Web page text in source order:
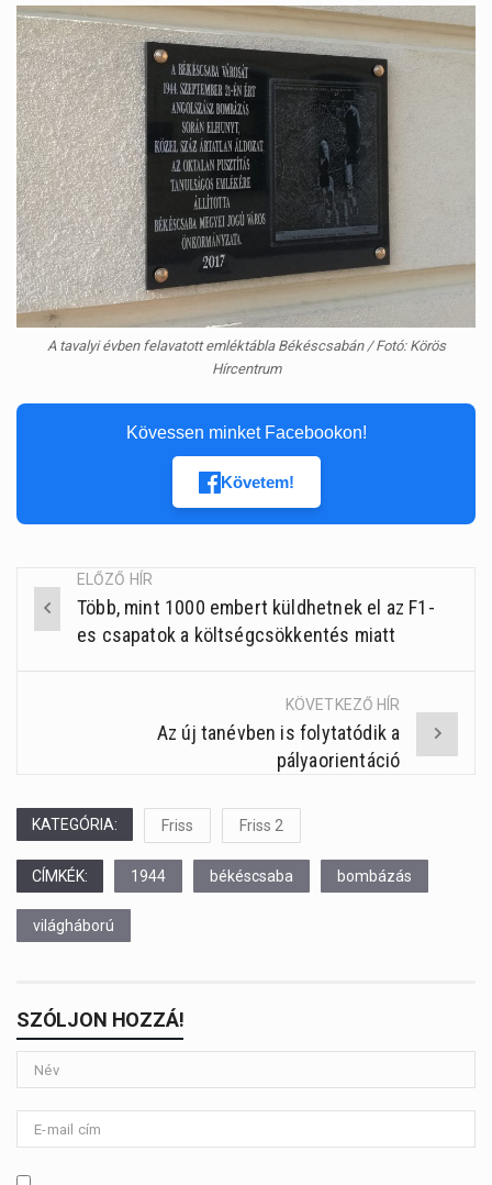
A tavalyi évben felavatott emléktábla Békéscsabán / Fotó: Körös
Hírcentrum
Kövessen minket Facebookon!
Követem!
Post
navigation
ELŐZŐ HÍR
Több, mint 1000 embert küldhetnek el az F1-
es csapatok a költségcsökkentés miatt
KÖVETKEZŐ HÍR
Az új tanévben is folytatódik a
pályaorientáció
KATEGÓRIA: Friss Friss 2
CÍMKÉK: 1944 békéscsaba bombázás
világháború
SZÓLJON HOZZÁ!